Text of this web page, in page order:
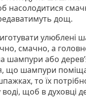
насолодитися
дощ.
смачно, а
шампури або
що шампури
то їх
щоб в духовці